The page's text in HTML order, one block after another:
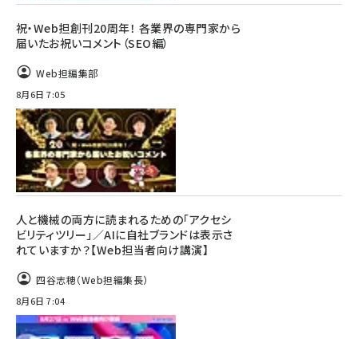
祝・Web担創刊20周年！ 各業界の専門家から
届いたお祝いコメント（SEO編）
Web担編集部
8月6日 7:05
人と機械の両方に読まれるための「アクセシ
ビリティツリー」／AIに自社ブランドは表示さ
れていますか？【Web担当者向け講演】
四谷志穂（Web担編集長）
8月6日 7:04